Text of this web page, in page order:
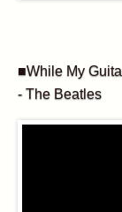
■While My
- The Beatles